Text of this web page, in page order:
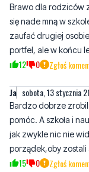
portfel, ale w końcu
12 0 Zgłoś
Ja sobota, 13 stycznia
Bardzo dobrze
jak zwykle nic nie
porządek,oby zostali
15 0 Zgłoś
sobota, 13
W artykule nie